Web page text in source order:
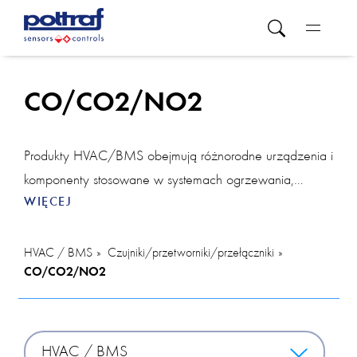
CO/CO2/NO2
Produkty HVAC/BMS obejmują różnorodne urządzenia i
komponenty stosowane w systemach ogrzewania,
wentylacji i klimatyzacji oraz systemach zarządzania
rozwiązania. Pokojowy regulator temperatury pozwala
na precyzyjne dostosowanie temperatury w
poszczególnych obszarach, zapewniając komfort
urządzenia takie jak czujnik CO2, który monitoruje
WIĘCEJ
HVAC / BMS
Czujniki/przetworniki/przełączniki
CO/CO2/NO2
HVAC / BMS